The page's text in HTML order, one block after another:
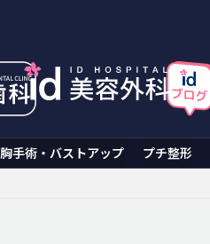
手術・バストアップ プチ整形